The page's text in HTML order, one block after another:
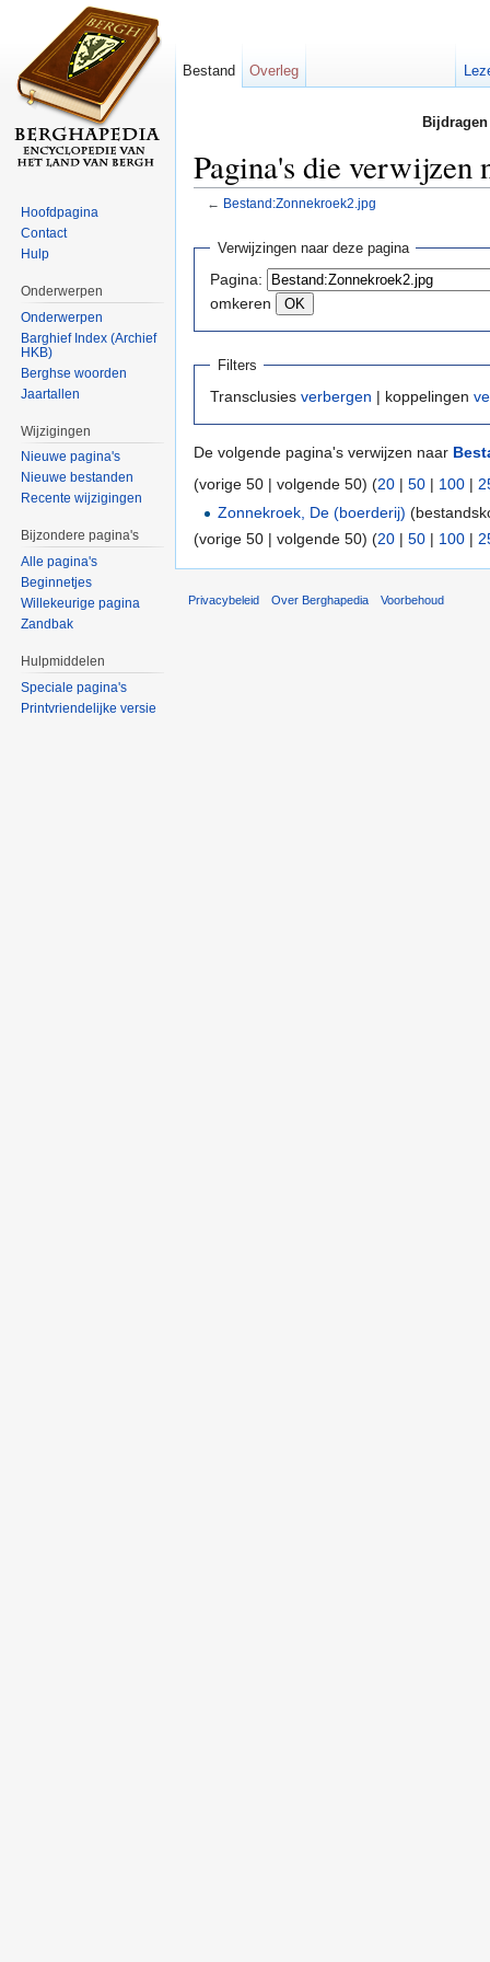
Pagina's die verwijzen
← Bestand:Zonnekroek2.jpg
Verwijzingen naar deze pagina
Pagina:
omkeren
Filters
Transclusies verbergen | koppelingen
De volgende pagina's verwijzen naar
(vorige 50 | volgende 50) (20 | 50 | 100 |
Zonnekroek, De (boerderij)
(vorige 50 | volgende 50) (20 | 50 | 100 |
Bestand Overleg
Hoofdpagina
Contact
Hulp
Onderwerpen
Onderwerpen
Barghief Index (Archief
HKB)
Berghse woorden
Jaartallen
Wijzigingen
Nieuwe pagina's
Nieuwe bestanden
Recente wijzigingen
Bijzondere pagina's
Alle pagina's
Beginnetjes
Willekeurige pagina
Zandbak
Hulpmiddelen
Speciale pagina's
Printvriendelijke versie
Privacybeleid Over Berghapedia Voorbehoud